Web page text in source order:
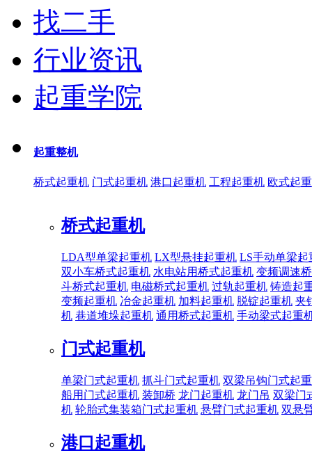
找二手
行业资讯
起重学院
起重整机
桥式起重机 门式起重机 港口起重机 工程起重机 欧式起
桥式起重机
LDA型单梁起重机 LX型悬挂起重机 LS手动单梁起
双小车桥式起重机 水电站用桥式起重机 变频调速
斗桥式起重机 电磁桥式起重机 过轨起重机 铸造起
变频起重机 冶金起重机 加料起重机 脱锭起重机 夹
机 巷道堆垛起重机 通用桥式起重机 手动梁式起重
门式起重机
单梁门式起重机 抓斗门式起重机 双梁吊钩门式起
船用门式起重机 装卸桥 龙门起重机 龙门吊 双梁门
机 轮胎式集装箱门式起重机 悬臂门式起重机 双悬
港口起重机